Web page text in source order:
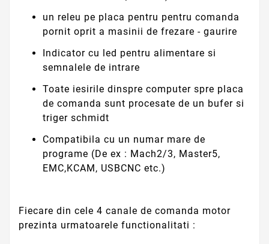
un releu pe placa pentru pentru comanda
pornit oprit a masinii de frezare - gaurire
Indicator cu led pentru alimentare si
semnalele de intrare
Toate iesirile dinspre computer spre placa
de comanda sunt procesate de un bufer si
triger schmidt
Compatibila cu un numar mare de
programe (De ex : Mach2/3, Master5,
EMC,KCAM, USBCNC etc.)
Fiecare din cele 4 canale de comanda motor
prezinta urmatoarele functionalitati :